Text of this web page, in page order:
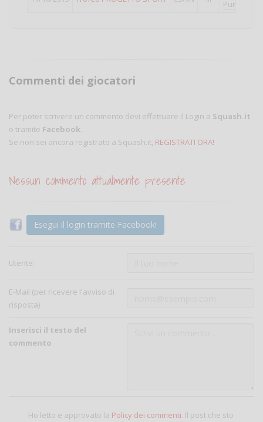
Punti
Commenti dei giocatori
Per poter scrivere un commento devi effettuare il Login a Squash.it
o tramite Facebook.
Se non sei ancora registrato a Squash.it, REGISTRATI ORA!
Nessun commento attualmente presente
Esegui il login tramite Facebook!
Utente:
E-Mail (per ricevere l'avviso di
risposta)
Inserisci il testo del
commento
Ho letto e approvato la Policy dei commenti. Il post che sto